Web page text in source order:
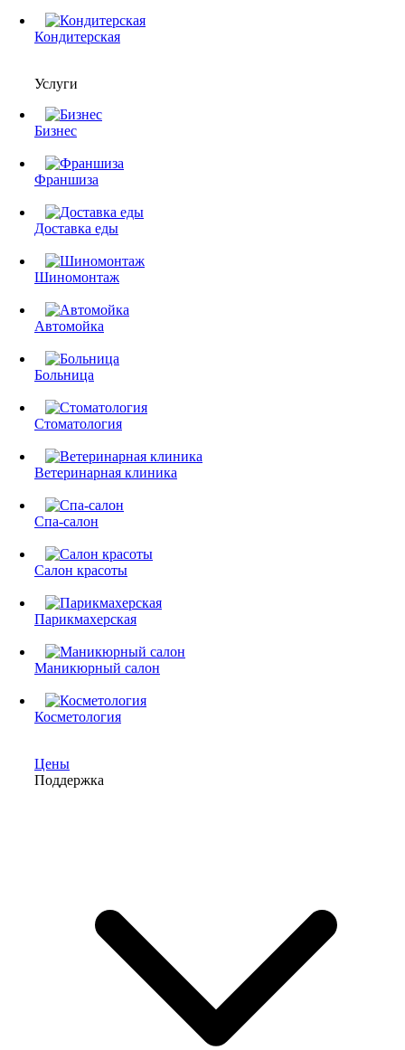
Кондитерская
Услуги
Бизнес
Франшиза
Доставка еды
Шиномонтаж
Автомойка
Больница
Стоматология
Ветеринарная клиника
Спа-салон
Салон красоты
Парикмахерская
Маникюрный салон
Косметология
Цены
Поддержка